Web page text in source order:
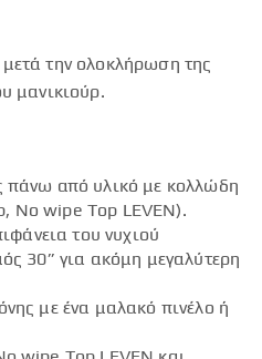
την ολοκλήρωση της
μανικιούρ.
από υλικό με κολλώδη
No wipe Top LEVEN).
του νυχιού
30” για ακόμη μεγαλύτερη
με ένα μαλακό πινέλο ή